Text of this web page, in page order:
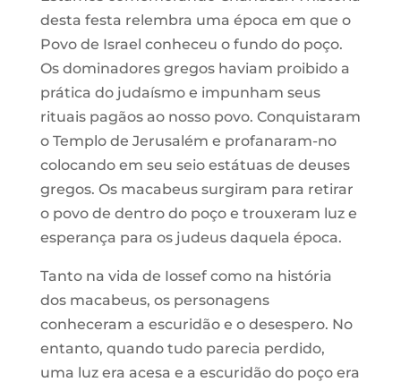
desta festa relembra uma época em que o
Povo de Israel conheceu o fundo do poço.
Os dominadores gregos haviam proibido a
prática do judaísmo e impunham seus
rituais pagãos ao nosso povo. Conquistaram
o Templo de Jerusalém e profanaram-no
colocando em seu seio estátuas de deuses
gregos. Os macabeus surgiram para retirar
o povo de dentro do poço e trouxeram luz e
esperança para os judeus daquela época.
Tanto na vida de Iossef como na história
dos macabeus, os personagens
conheceram a escuridão e o desespero. No
entanto, quando tudo parecia perdido,
uma luz era acesa e a escuridão do poço era